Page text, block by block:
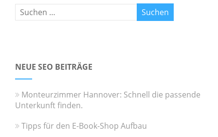
NEUE SEO BEITRÄGE
Monteurzimmer Hannover: Schnell die passende
Unterkunft finden.
Tipps für den E-Book-Shop Aufbau